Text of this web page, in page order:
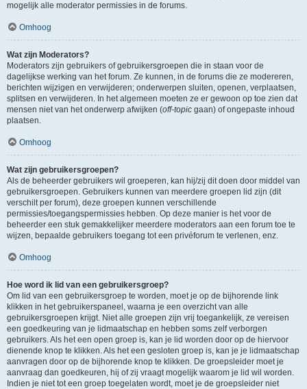
mogelijk alle moderator permissies in de forums.
Omhoog
Wat zijn Moderators?
Moderators zijn gebruikers of gebruikersgroepen die in staan voor de
dagelijkse werking van het forum. Ze kunnen, in de forums die ze modereren,
berichten wijzigen en verwijderen; onderwerpen sluiten, openen, verplaatsen,
splitsen en verwijderen. In het algemeen moeten ze er gewoon op toe zien dat
mensen niet van het onderwerp afwijken (off-topic gaan) of ongepaste inhoud
plaatsen.
Omhoog
Wat zijn gebruikersgroepen?
Als de beheerder gebruikers wil groeperen, kan hij/zij dit doen door middel van
gebruikersgroepen. Gebruikers kunnen van meerdere groepen lid zijn (dit
verschilt per forum), deze groepen kunnen verschillende
permissies/toegangspermissies hebben. Op deze manier is het voor de
beheerder een stuk gemakkelijker meerdere moderators aan een forum toe te
wijzen, bepaalde gebruikers toegang tot een privéforum te verlenen, enz.
Omhoog
Hoe word ik lid van een gebruikersgroep?
Om lid van een gebruikersgroep te worden, moet je op de bijhorende link
klikken in het gebruikerspaneel, waarna je een overzicht van alle
gebruikersgroepen krijgt. Niet alle groepen zijn vrij toegankelijk, ze vereisen
een goedkeuring van je lidmaatschap en hebben soms zelf verborgen
gebruikers. Als het een open groep is, kan je lid worden door op de hiervoor
dienende knop te klikken. Als het een gesloten groep is, kan je je lidmaatschap
aanvragen door op de bijhorende knop te klikken. De groepsleider moet je
aanvraag dan goedkeuren, hij of zij vraagt mogelijk waarom je lid wil worden.
Indien je niet tot een groep toegelaten wordt, moet je de groepsleider niet